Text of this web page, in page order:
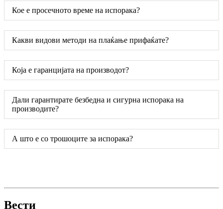
Кое е просечното време на испорака?
Какви видови методи на плаќање прифаќате?
Која е гаранцијата на производот?
Дали гарантирате безбедна и сигурна испорака на
производите?
А што е со трошоците за испорака?
Вести